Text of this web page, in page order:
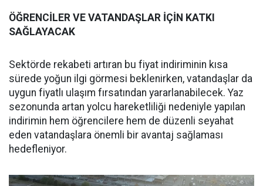
ÖĞRENCİLER VE VATANDAŞLAR İÇİN KATKI
SAĞLAYACAK
Sektörde rekabeti artıran bu fiyat indiriminin kısa
sürede yoğun ilgi görmesi beklenirken, vatandaşlar da
uygun fiyatlı ulaşım fırsatından yararlanabilecek. Yaz
sezonunda artan yolcu hareketliliği nedeniyle yapılan
indirimin hem öğrencilere hem de düzenli seyahat
eden vatandaşlara önemli bir avantaj sağlaması
hedefleniyor.